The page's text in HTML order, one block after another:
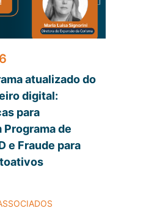
atualizado do
digital:
para
de
e Fraude para